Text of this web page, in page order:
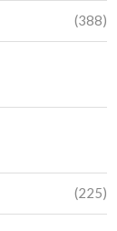
(388)
(225)